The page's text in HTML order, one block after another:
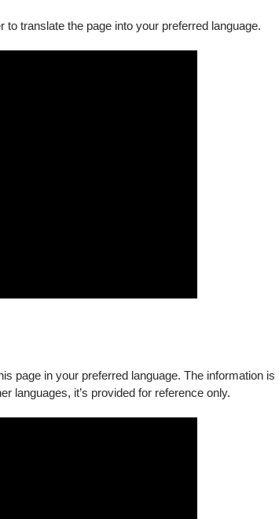
translate the page into your preferred language.
page in your preferred language. The information is
languages, it’s provided for reference only.
，則是買下第一套日本
陪著她走過不同的城
在音響表面上，每日起
故鄉的時候，「我會播
她情緒的出口。
時期最孤單、卻也最純